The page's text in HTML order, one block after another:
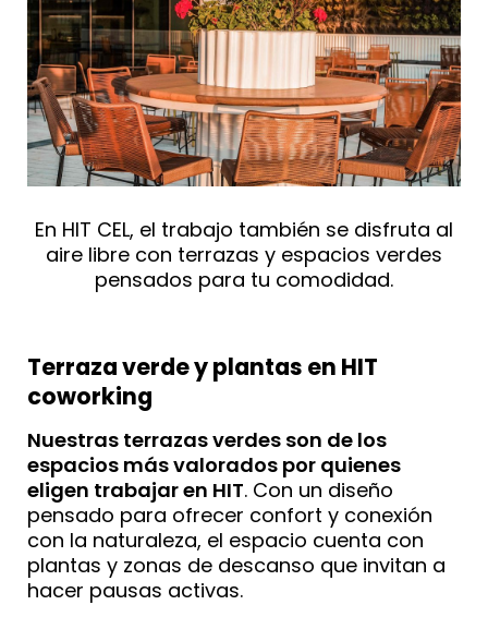
En HIT CEL, el trabajo también se disfruta al
aire libre con terrazas y espacios verdes
pensados para tu comodidad.
Terraza verde y plantas en HIT
coworking
Nuestras terrazas verdes son de los
espacios más valorados por quienes
eligen trabajar en HIT. Con un diseño
pensado para ofrecer confort y conexión
con la naturaleza, el espacio cuenta con
plantas y zonas de descanso que invitan a
hacer pausas activas.